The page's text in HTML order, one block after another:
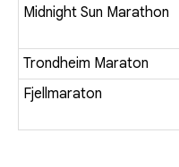
Midnight Sun Marathon
Trondheim Maraton
Fjellmaraton